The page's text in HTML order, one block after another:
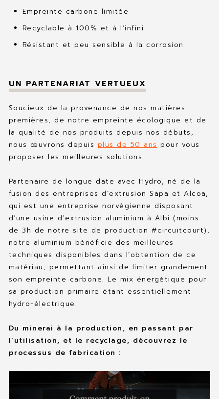
Empreinte carbone limitée
Recyclable à 100% et à l’infini
Résistant et peu sensible à la corrosion
UN PARTENARIAT VERTUEUX
Soucieux de la provenance de nos matières
premières, de notre empreinte écologique et de
la qualité de nos produits depuis nos débuts,
nous œuvrons depuis plus de 50 ans pour vous
proposer les meilleures solutions.
Partenaire de longue date avec Hydro, né de la
fusion des entreprises d’extrusion Sapa et Alcoa,
qui est une entreprise norvégienne disposant
d’une usine d’extrusion aluminium à Albi (moins
de 3h de notre site de production #circuitcourt),
notre aluminium bénéficie des meilleures
techniques disponibles dans l’obtention de ce
matériau, permettant ainsi de limiter grandement
son empreinte carbone. Le mix énergétique pour
sa production primaire étant essentiellement
hydro-électrique.
Du minerai à la production, en passant par
l’utilisation, et le recyclage, découvrez le
processus de fabrication :